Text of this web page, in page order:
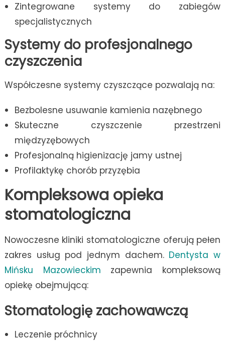
Zintegrowane systemy do zabiegów
specjalistycznych
Systemy do profesjonalnego
czyszczenia
Współczesne systemy czyszczące pozwalają na:
Bezbolesne usuwanie kamienia nazębnego
Skuteczne czyszczenie przestrzeni
międzyzębowych
Profesjonalną higienizację jamy ustnej
Profilaktykę chorób przyzębia
Kompleksowa opieka
stomatologiczna
Nowoczesne kliniki stomatologiczne oferują pełen
zakres usług pod jednym dachem. Dentysta w
Mińsku Mazowieckim zapewnia kompleksową
opiekę obejmującą:
Stomatologię zachowawczą
Leczenie próchnicy